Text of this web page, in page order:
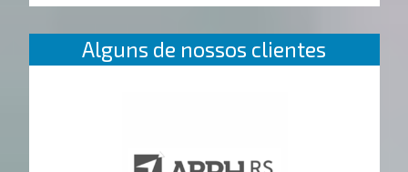
Alguns de nossos clientes